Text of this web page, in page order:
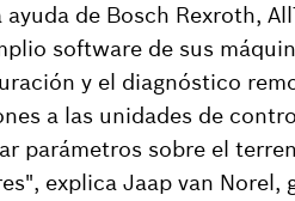
ayuda de Bosch Rexroth,
software de sus
y el diagnóstico
a las unidades de
parámetros sobre el
explica Jaap van Norel,